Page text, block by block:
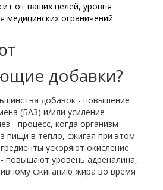
от ваших целей, уровня
медицинских ограничений.
добавки?
добавок - повышение
(БАЗ) и/или усиление
- процесс, когда организм
пищи в тепло, сжигая при этом
ускоряют окисление
повышают уровень адреналина,
сжиганию жира во время